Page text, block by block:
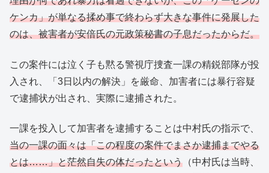
ケンカ」が単なる揉め事で終わらず大きな事件に発展した
のは、被害者が安倍氏の元政策秘書の子息だったからだ。
この案件には泣く子も黙る警視庁捜査一課の精鋭部隊が投
入され、「3日以内の解決」を厳命、加害者には暴行容疑
で逮捕状が出され、実際に逮捕された。
一課を投入して加害者を逮捕することは中村氏の指示で、
当の一課の面々は「この程度の案件でまさか逮捕までやる
とは……」と茫然自失の体だったという （中村氏は当時、